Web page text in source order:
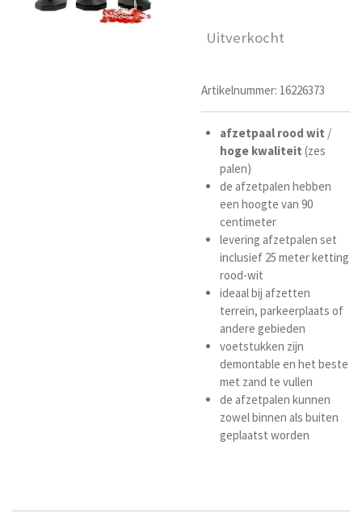
Uitverkocht
Artikelnummer: 16226373
afzetpaal rood wit /
hoge kwaliteit (zes
palen)
de afzetpalen hebben
een hoogte van 90
centimeter
levering afzetpalen set
inclusief 25 meter ketting
rood-wit
ideaal bij afzetten
terrein, parkeerplaats of
andere gebieden
voetstukken zijn
demontable en het beste
met zand te vullen
de afzetpalen kunnen
zowel binnen als buiten
geplaatst worden